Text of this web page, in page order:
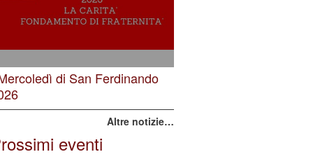
di San Ferdinando
Altre notizie…
eventi